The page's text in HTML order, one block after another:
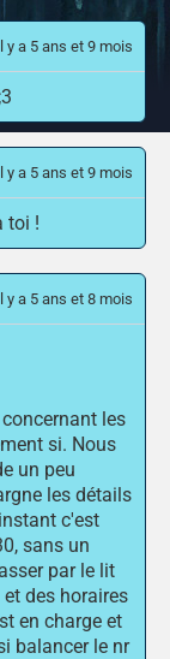
y a 5 ans et 9 mois
y a 5 ans et 9 mois
toi !
y a 5 ans et 8 mois
les
si. Nous
un peu
les détails
c'est
sans un
par le lit
des horaires
en charge et
balancer le nr